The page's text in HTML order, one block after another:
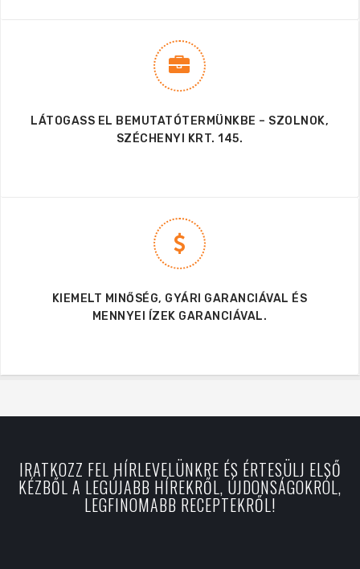
LÁTOGASS EL BEMUTATÓTERMÜNKBE – SZOLNOK,
SZÉCHENYI KRT. 145.
KIEMELT MINŐSÉG, GYÁRI GARANCIÁVAL ÉS
MENNYEI ÍZEK GARANCIÁVAL.
IRATKOZZ FEL HÍRLEVELÜNKRE ÉS ÉRTESÜLJ ELSŐ
KÉZBŐL A LEGÚJABB HÍREKRŐL, ÚJDONSÁGOKRÓL,
LEGFINOMABB RECEPTEKRŐL!